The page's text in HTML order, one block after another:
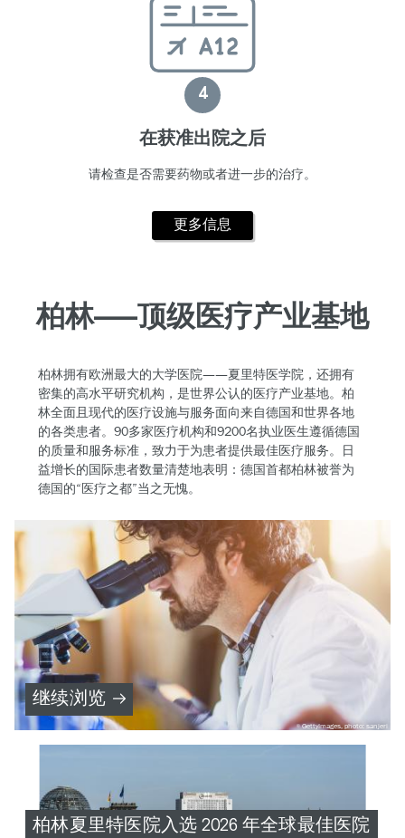
4
在获准出院之后
请检查是否需要药物或者进一步的治疗。
更多信息
柏林——顶级医疗产业基地
柏林拥有欧洲最大的大学医院——夏里特医学院，还拥有
密集的高水平研究机构，是世界公认的医疗产业基地。柏
林全面且现代的医疗设施与服务面向来自德国和世界各地
的各类患者。90多家医疗机构和9200名执业医生遵循德国
的质量和服务标准，致力于为患者提供最佳医疗服务。日
益增长的国际患者数量清楚地表明：德国首都柏林被誉为
德国的“医疗之都”当之无愧。
GettyImages, photo: sanjeri
继续浏览
柏林夏里特医院入选 2026 年全球最佳医院